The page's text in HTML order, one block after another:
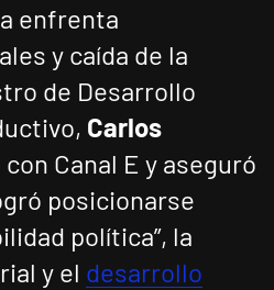
enfrenta
y caída de la
de Desarrollo
Carlos
Canal E y aseguró
posicionarse
política”, la
y el desarrollo